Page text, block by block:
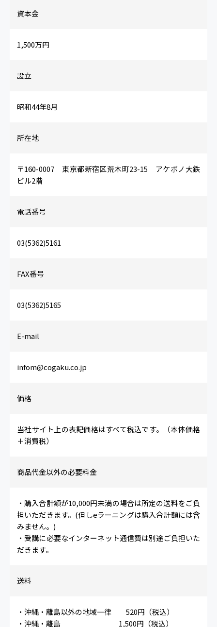
資本金
1,500万円
設立
昭和44年8月
所在地
〒160-0007 東京都新宿区荒木町23-15 アケボノ大鉄
ビル2階
電話番号
03(5362)5161
FAX番号
03(5362)5165
E-mail
infom@cogaku.co.jp
価格
当社サイト上の表記価格はすべて税込です。（本体価格
＋消費税）
商品代金以外の必要料金
・購入合計額が10,000円未満の場合は所定の送料をご負
担いただきます。(但しeラーニングは購入合計額には含
みません。)
・受講に必要なインターネット通信費は別途ご負担いた
だきます。
送料
・沖縄・離島以外の地域一律 520円（税込）
・沖縄・離島 1,500円（税込）